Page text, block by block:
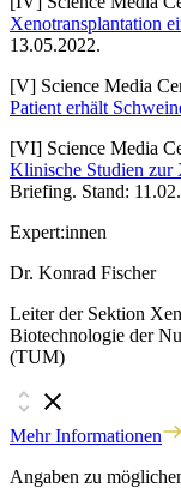
Xenotransplantation
13.05.2022.
[V] Science Media
Patient erhält
[VI] Science Media
Klinische Studien zur
Briefing. Stand:
Expert:innen
Dr. Konrad Fischer
Leiter der Sektion
Biotechnologie der
(TUM)
Mehr Informationen
Angaben zu